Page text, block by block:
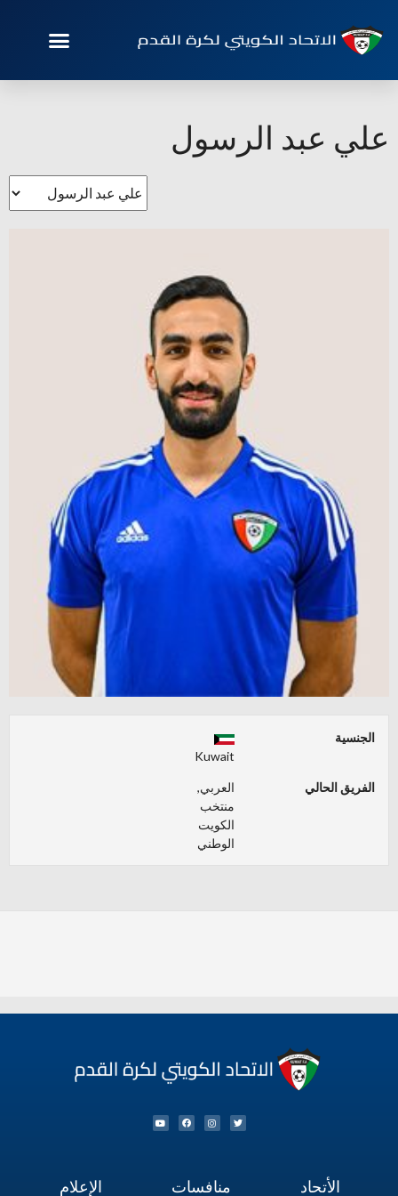
علي عبد الرسول
الجنسية
Kuwait
الفريق الحالي
العربي,
منتخب
الكويت
الوطني
الأتحاد منافسات الإعلام